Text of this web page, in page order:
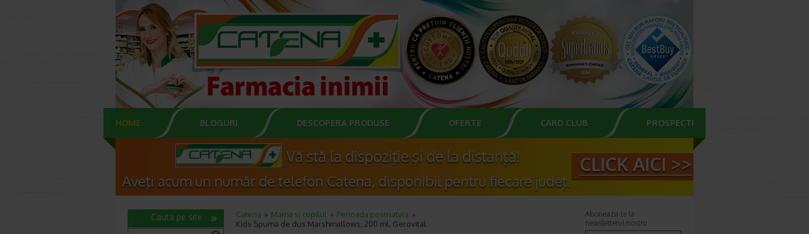
HOME BLOGURI DESCOPERA PRODUSE OFERTE CARD CLUB PROSPECTE
Catena Mama si copilul
Perioada postnatala
Kids Spuma de dus Marshmallows, 200 ml, Gerovital
Cauta pe site
Aboneaza-te la
newsletterul nostru